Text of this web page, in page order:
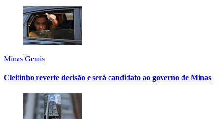
Minas Gerais
Cleitinho reverte decisão e será candidato ao governo de Minas